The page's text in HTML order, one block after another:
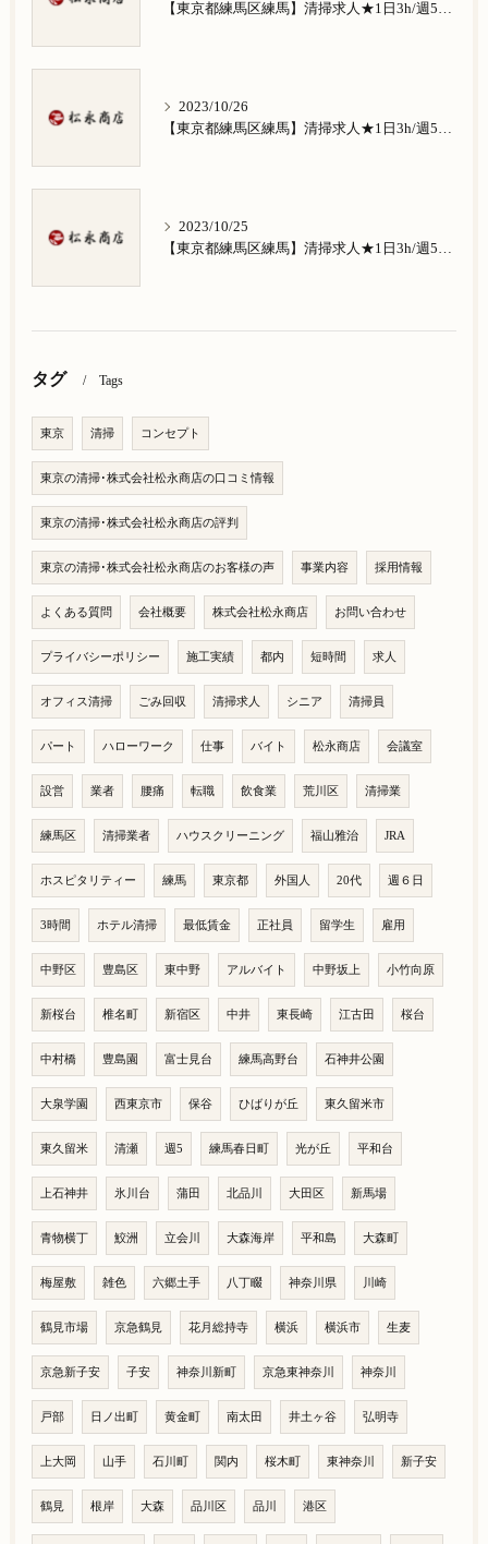
【東京都練馬区練馬】清掃求人★1日3h/週5日/祝日お休み★谷原在住の方歓迎
2023/10/26
【東京都練馬区練馬】清掃求人★1日3h/週5日/祝日お休み★南田中在住の方歓迎
2023/10/25
【東京都練馬区練馬】清掃求人★1日3h/週5日/祝日お休み★南大泉在住の方歓迎
タグ Tags
東京 清掃 コンセプト
東京の清掃･株式会社松永商店の口コミ情報
東京の清掃･株式会社松永商店の評判
東京の清掃･株式会社松永商店のお客様の声 事業内容 採用情報
よくある質問 会社概要 株式会社松永商店 お問い合わせ
プライバシーポリシー 施工実績 都内 短時間 求人
オフィス清掃 ごみ回収 清掃求人 シニア 清掃員
パート ハローワーク 仕事 バイト 松永商店 会議室
設営 業者 腰痛 転職 飲食業 荒川区 清掃業
練馬区 清掃業者 ハウスクリーニング 福山雅治 JRA
ホスピタリティー 練馬 東京都 外国人 20代 週６日
3時間 ホテル清掃 最低賃金 正社員 留学生 雇用
中野区 豊島区 東中野 アルバイト 中野坂上 小竹向原
新桜台 椎名町 新宿区 中井 東長崎 江古田 桜台
中村橋 豊島園 富士見台 練馬高野台 石神井公園
大泉学園 西東京市 保谷 ひばりが丘 東久留米市
東久留米 清瀬 週5 練馬春日町 光が丘 平和台
上石神井 氷川台 蒲田 北品川 大田区 新馬場
青物横丁 鮫洲 立会川 大森海岸 平和島 大森町
梅屋敷 雑色 六郷土手 八丁畷 神奈川県 川崎
鶴見市場 京急鶴見 花月総持寺 横浜 横浜市 生麦
京急新子安 子安 神奈川新町 京急東神奈川 神奈川
戸部 日ノ出町 黄金町 南太田 井土ヶ谷 弘明寺
上大岡 山手 石川町 関内 桜木町 東神奈川 新子安
鶴見 根岸 大森 品川区 品川 港区